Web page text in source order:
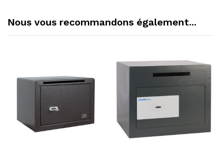
Nous vous recommandons également...